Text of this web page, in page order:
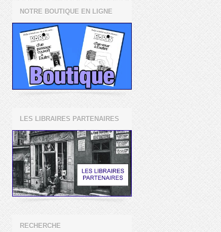
NOTRE BOUTIQUE EN LIGNE
LES LIBRAIRES PARTENAIRES
RECHERCHE